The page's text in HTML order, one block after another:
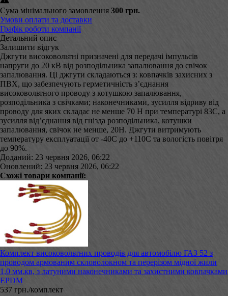
Сума мінімального замовлення 300 грн.
Умови оплати та доставки
Графік роботи компанії
Детальний опис
Залишити відгук
Джгути високовольтні призначені для передачі імпульсів
напруги до 20 кВ від розподільника запалювання до свічок
запалювання. Ці джгути складаються з: ковпачків захисних з
ПВХ, що забезпечують герметичність з’єднання
високовольтного проводу з котушкою запалювання,
розподільника з свічками; наконечниками, зусилля відриву від
проводу для яких складає не менше 70 Н при температурі 83С, а
зусилля від’єднання від гнізда розподільника, котушки
запалювання, свічок не менше, 20Н. Джгути витримують
температуру експлуатації от -40С до +110С та вологість повітря
до 90%.
Доданий: 23 червня 2026, 06:22
Оновлений: 23 червня 2026, 06:22
Схожі товари компанії:
Комплект високовольтних проводів для автомобілю ГАЗ 52 з
проводом армованим скловолокном та перерізом мідної жили
1,0 мм.кв, з латуними наконечниками та захистними ковпачками
EPDM
537 грн./комплект